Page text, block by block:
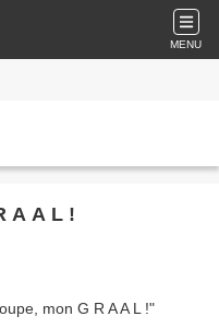
MENU
A A L !